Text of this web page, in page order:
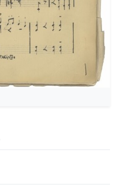
003-Sc-024-144-Βάκχες
003-Sc-024-145-Faces
003-Sc-024-146-
003-Sc-024-147-
003-Sc-024-148-
003-Sc-024-149-
003-Sc-025-153-
003-Sc-026-155-Ένας
003-Sc-026-156-